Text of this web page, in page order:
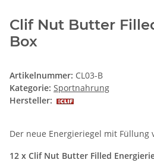
Clif Nut Butter
Box
Artikelnummer: CL03-B
Kategorie: Sportnahrung
Hersteller:
Der neue Energieriegel mit Füllung
12 x Clif Nut Butter Filled